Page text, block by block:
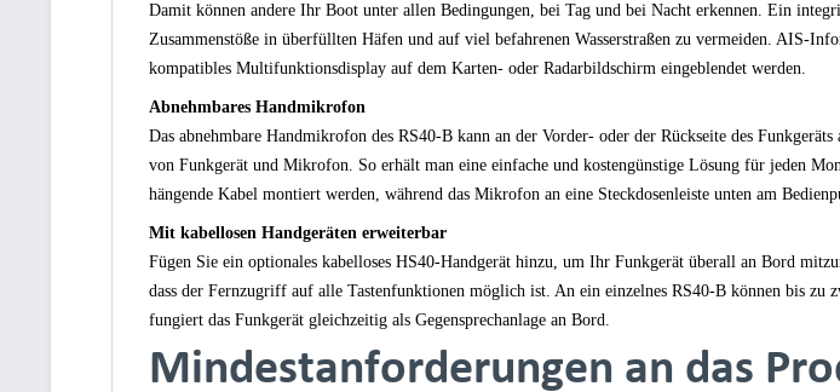
Damit können andere Ihr Boot unter allen Bedingungen, bei Tag und bei Nacht erkennen. Ein
Zusammenstöße in überfüllten Häfen und auf viel befahrenen Wasserstraßen zu vermeiden. AIS-
kompatibles Multifunktionsdisplay auf dem Karten- oder Radarbildschirm eingeblendet werden.
Abnehmbares Handmikrofon
Das abnehmbare Handmikrofon des RS40-B kann an der Vorder- oder der Rückseite des
von Funkgerät und Mikrofon. So erhält man eine einfache und kostengünstige Lösung für jeden
hängende Kabel montiert werden, während das Mikrofon an eine Steckdosenleiste unten am
Mit kabellosen Handgeräten erweiterbar
Fügen Sie ein optionales kabelloses HS40-Handgerät hinzu, um Ihr Funkgerät überall an Bord
dass der Fernzugriff auf alle Tastenfunktionen möglich ist. An ein einzelnes RS40-B können bis zu
fungiert das Funkgerät gleichzeitig als Gegensprechanlage an Bord.
Mindestanforderungen an das